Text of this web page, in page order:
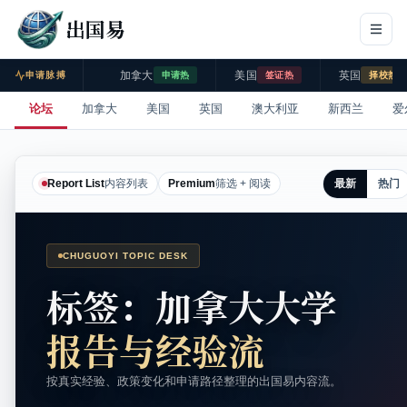
出国易
申请脉搏 加拿大 申请热 美国 签证热 英国 择校热
论坛 加拿大 美国 英国 澳大利亚 新西兰 爱
Report List内容列表 Premium筛选 + 阅读 最新 热门
CHUGUOYI TOPIC DESK
标签：加拿大大学
报告与经验流
按真实经验、政策变化和申请路径整理的出国易内容流。